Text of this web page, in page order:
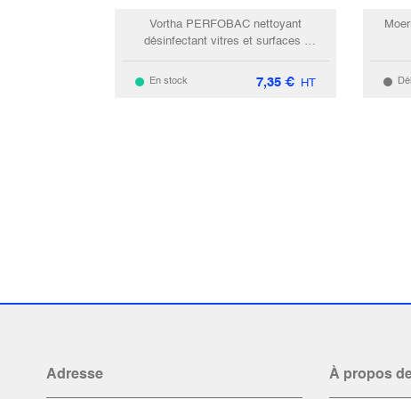
Vortha PERFOBAC nettoyant
désinfectant vitres et surfaces /
750ml
En stock 7,35 € HT
Adresse À propos